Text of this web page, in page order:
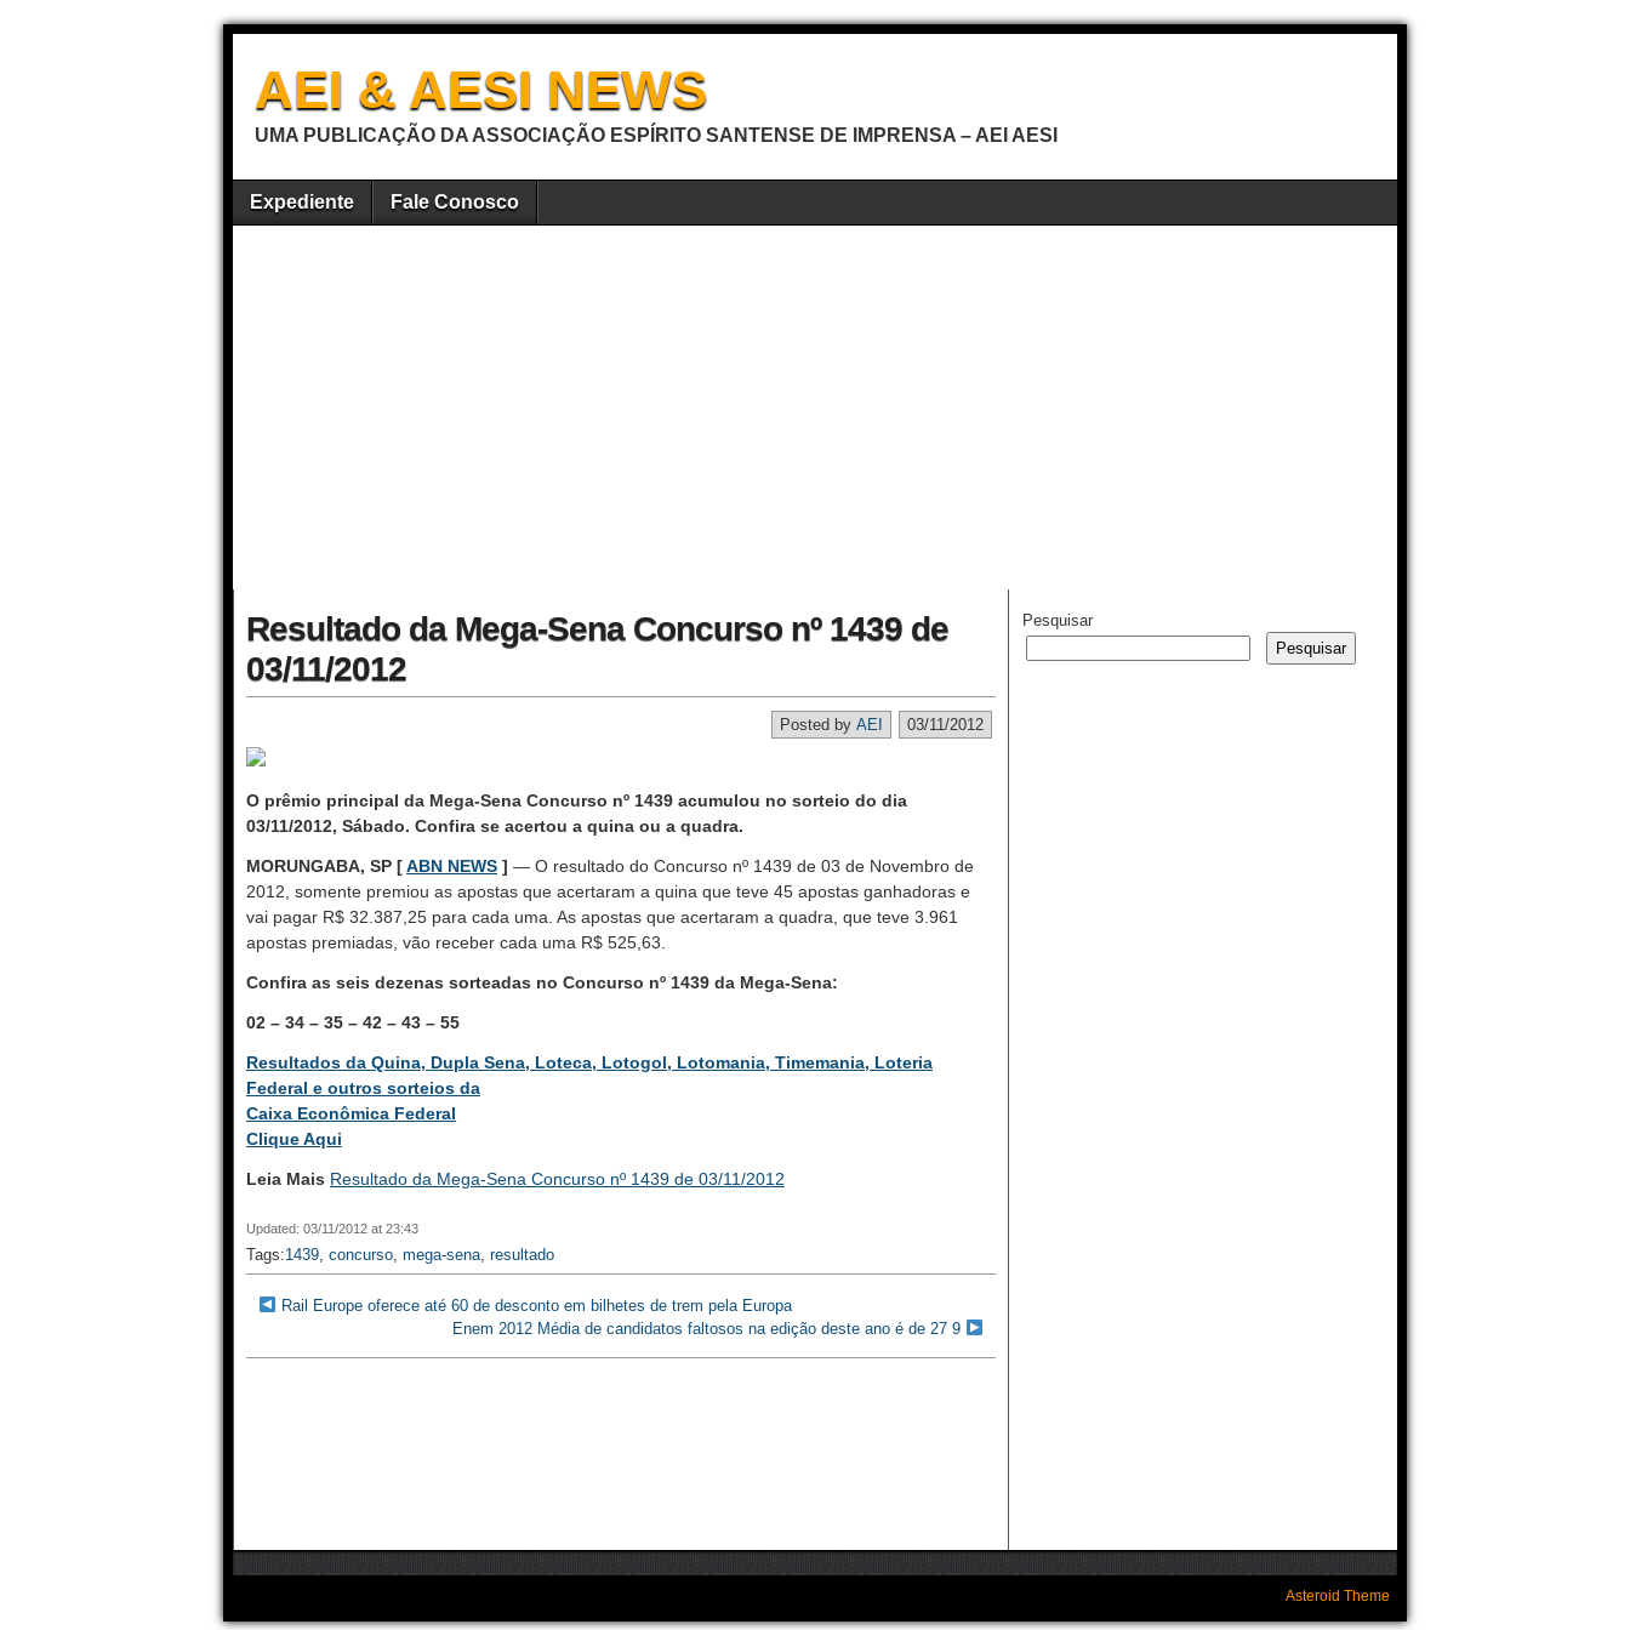
AEI & AESI NEWS
UMA PUBLICAÇÃO DA ASSOCIAÇÃO ESPÍRITO SANTENSE DE IMPRENSA – AEI AESI
Expediente Fale Conosco
Resultado da Mega-Sena Concurso nº 1439 de
03/11/2012
03/11/2012
Posted by AEI
O prêmio principal da Mega-Sena Concurso nº 1439 acumulou no sorteio do dia
03/11/2012, Sábado. Confira se acertou a quina ou a quadra.
MORUNGABA, SP [ABN NEWS ] — O resultado do Concurso nº 1439 de 03 de Novembro de
2012, somente premiou as apostas que acertaram a quina que teve 45 apostas ganhadoras e
vai pagar R$ 32.387,25 para cada uma. As apostas que acertaram a quadra, que teve 3.961
apostas premiadas, vão receber cada uma R$ 525,63.
Confira as seis dezenas sorteadas no Concurso nº 1439 da Mega-Sena:
02 – 34 – 35 – 42 – 43 – 55
Resultados da Quina, Dupla Sena, Loteca, Lotogol, Lotomania, Timemania, Loteria
Federal e outros sorteios da
Caixa Econômica Federal
Clique Aqui
Leia Mais Resultado da Mega-Sena Concurso nº 1439 de 03/11/2012
Updated: 03/11/2012 at 23:43
Tags:1439, concurso, mega-sena, resultado
Rail Europe oferece até 60 de desconto em bilhetes de trem pela Europa
Enem 2012 Média de candidatos faltosos na edição deste ano é de 27 9
Pesquisar
Pesquisar
Asteroid Theme